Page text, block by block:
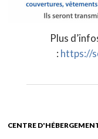
Plus
: https://
CENTRE